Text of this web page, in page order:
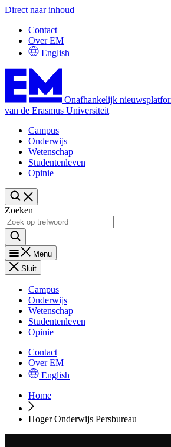
Direct naar inhoud
Contact
Over EM
English
Onafhankelijk
van de Erasmus Universiteit
Campus
Onderwijs
Wetenschap
Studentenleven
Opinie
Zoeken
Menu
Sluit
Campus
Onderwijs
Wetenschap
Studentenleven
Opinie
Contact
Over EM
English
Home
Hoger Onderwijs Persbureau